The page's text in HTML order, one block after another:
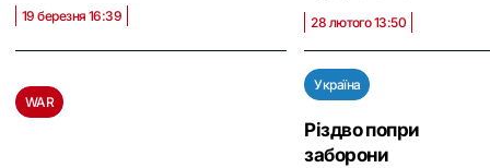
19 березня 16:39 28 лютого 13:50
WAR
Україна
Різдво попри
заборони